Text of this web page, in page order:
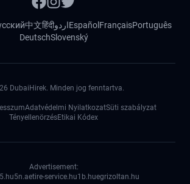
中文हिंदीاردوEspañol FrançaisPortuguês
DeutschSlovenský
DubaiHirek. Minden jog fenntartva.
Adatvédelmi NyilatkozatSüti szabályzat
TényellenörzésEtikai Kódex
Advertisement:
5n.aetire-service.hu1b.huegrizoltan.hu